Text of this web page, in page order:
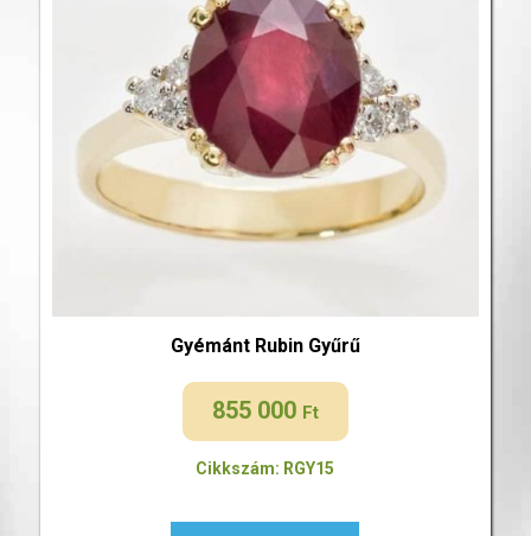
Gyémánt Rubin Gyűrű
855 000 Ft
Cikkszám: RGY15